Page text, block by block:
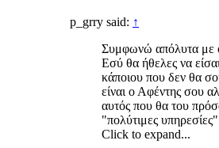
p_grry said: ↑
Συμφωνώ απόλυτα με
Εσύ θα ήθελες να
κάποιου που δεν θα
είναι ο Αφέντης σου
αυτός που θα του
"πολύτιμες
Click to expand...